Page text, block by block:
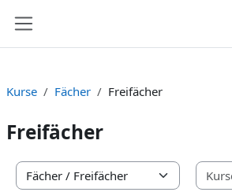
Kurse Fächer Freifächer
Freifächer
Kursbereiche